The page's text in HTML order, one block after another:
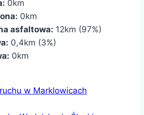
0km
0km
asfaltowa: 12km (97%)
0,4km (3%)
0km